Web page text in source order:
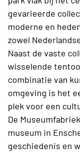
gevarieerde
moderne en
zowel
Naast de vaste
wisselende
combinatie van
omgeving is het
plek voor een
De Museumfabriek
museum in
geschiedenis en